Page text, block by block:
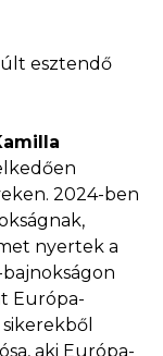
esztendő
2024-ben
nyertek a
Európa-
aki Európa-